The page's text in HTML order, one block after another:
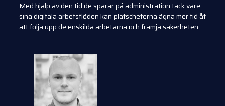
Med hjälp av den tid de sparar på administration tack vare
sina digitala arbetsflöden kan platscheferna ägna mer tid åt
att följa upp de enskilda arbetarna och främja säkerheten.